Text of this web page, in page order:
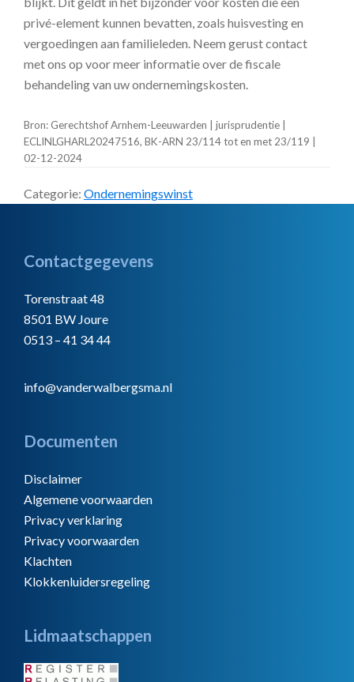
privé-element kunnen bevatten, zoals huisvesting en
vergoedingen aan familieleden. Neem gerust contact
met ons op voor meer informatie over de fiscale
behandeling van uw ondernemingskosten.
Bron: Gerechtshof Arnhem-Leeuwarden | jurisprudentie |
ECLINLGHARL20247516, BK-ARN 23/114 tot en met 23/119 |
02-12-2024
Categorie: Ondernemingswinst
Footer
Contactgegevens
Torenstraat 48
8501 BW Joure
0513 – 41 34 44
info@vanderwalbergsma.nl
Documenten
Disclaimer
Algemene voorwaarden
Privacy verklaring
Privacy voorwaarden
Klachten
Klokkenluidersregeling
Lidmaatschappen